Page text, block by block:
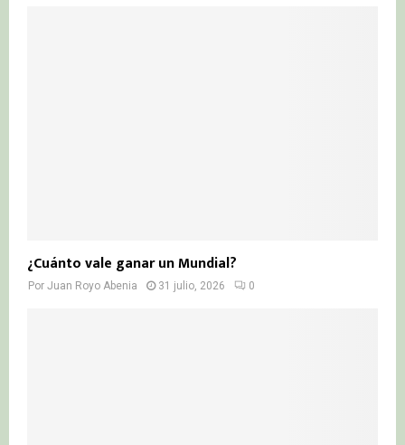
¿Cuánto vale ganar un Mundial?
Por Juan Royo Abenia 31 julio, 2026 0